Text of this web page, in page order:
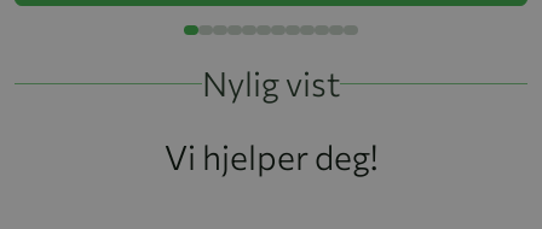
Nylig vist
Vi hjelper deg!